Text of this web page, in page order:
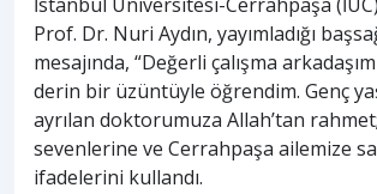
Prof. Dr. Nuri Aydın, yayımladığı
mesajında, “Değerli çalışma
derin bir üzüntüyle öğrendim. Genç
ayrılan doktorumuza Allah’tan
sevenlerine ve Cerrahpaşa ailemize
ifadelerini kullandı.